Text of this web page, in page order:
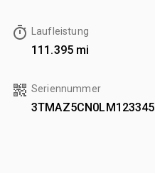
Laufleistung
111.395 mi
Seriennummer
3TMAZ5CN0LM123345